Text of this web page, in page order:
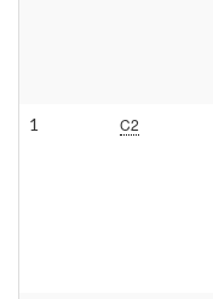
1 C2